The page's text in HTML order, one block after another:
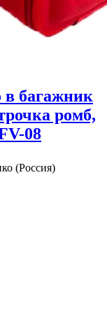
в багажник
ромб,
08
(Россия)